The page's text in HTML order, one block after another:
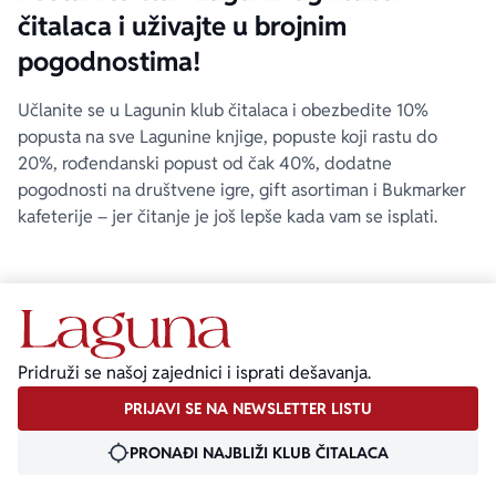
čitalaca i uživajte u brojnim
pogodnostima!
Učlanite se u Lagunin klub čitalaca i obezbedite 10%
popusta na sve Lagunine knjige, popuste koji rastu do
20%, rođendanski popust od čak 40%, dodatne
pogodnosti na društvene igre, gift asortiman i Bukmarker
kafeterije – jer čitanje je još lepše kada vam se isplati.
Pridruži se našoj zajednici i isprati dešavanja.
PRIJAVI SE NA NEWSLETTER LISTU
PRONAĐI NAJBLIŽI KLUB ČITALACA